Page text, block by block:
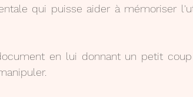
qui puisse aider à mémoriser
en lui donnant un petit